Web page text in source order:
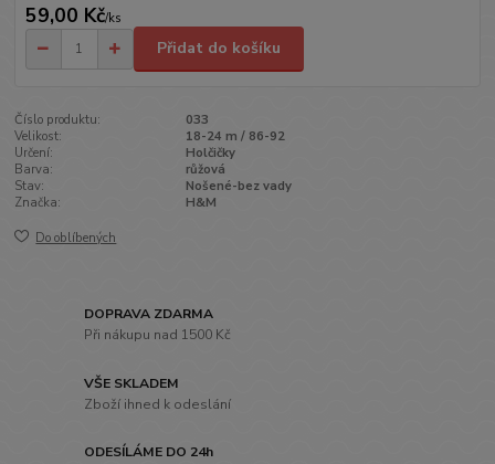
59,00 Kč/ks
Přidat do košíku
Číslo produktu:
033
Velikost:
18-24 m / 86-92
Určení:
Holčičky
Barva:
růžová
Stav:
Nošené-bez vady
Značka:
H&M
Do oblíbených
DOPRAVA ZDARMA
Při nákupu nad 1500 Kč
VŠE SKLADEM
Zboží ihned k odeslání
ODESÍLÁME DO 24h